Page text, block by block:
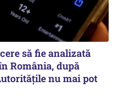
să fie analizată
România, după
nu mai pot